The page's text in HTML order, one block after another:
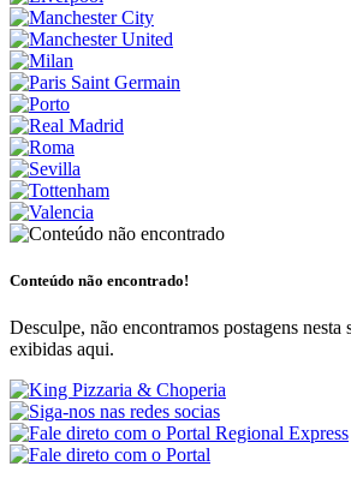
Conteúdo não encontrado!
Desculpe, não encontramos postagens nesta
exibidas aqui.